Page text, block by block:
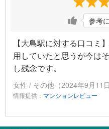
参考
【大島駅に対する口コミ
用していたと思うが今は
し残念です。
女性 / その他（2024年9月11日
情報提供： マンションレビュー